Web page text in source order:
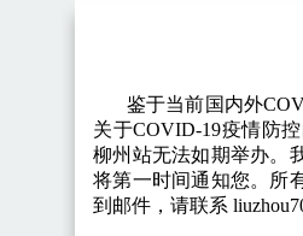
鉴于当前国内外
关于COVID-19疫情防
柳州站无法如期举办。
将第一时间通知您。所
到邮件，请联系